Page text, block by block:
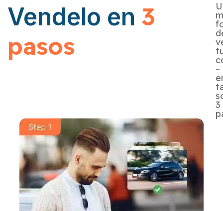
Vendelo en 3
pasos
–
3